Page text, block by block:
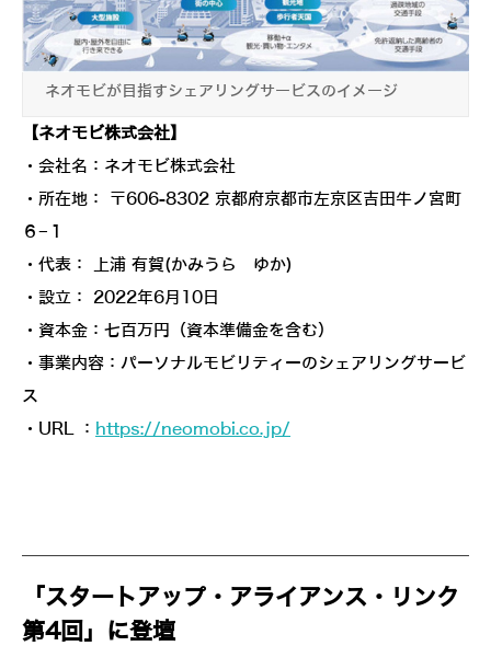
ネオモビが目指すシェアリングサービスのイメージ
【ネオモビ株式会社】
・会社名：ネオモビ株式会社
・所在地： 〒606-8302 京都府京都市左京区吉田牛ノ宮町
６−１
・代表： 上浦 有賀(かみうら ゆか)
・設立： 2022年6月10日
・資本金：七百万円（資本準備金を含む）
・事業内容：パーソナルモビリティーのシェアリングサービ
ス
・URL ： https://neomobi.co.jp/
「スタートアップ・アライアンス・リンク
第4回」に登壇